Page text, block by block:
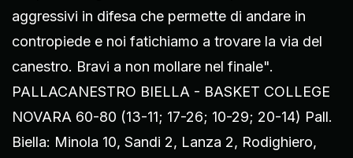
aggressivi in difesa che permette di andare in
contropiede e noi fatichiamo a trovare la via del
canestro. Bravi a non mollare nel finale".
PALLACANESTRO BIELLA - BASKET COLLEGE
NOVARA 60-80 (13-11; 17-26; 10-29; 20-14) Pall.
Biella: Minola 10, Sandi 2, Lanza 2, Rodighiero,